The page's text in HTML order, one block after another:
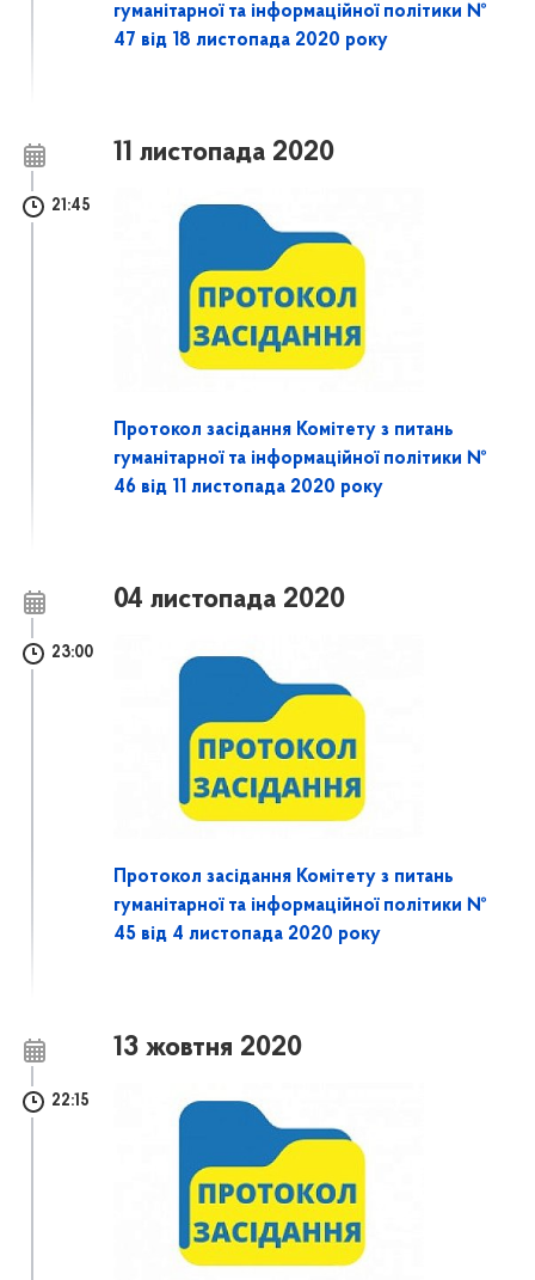
гуманітарної та інформаційної політики №
47 від 18 листопада 2020 року
11 листопада 2020
21:45
Протокол засідання Комітету з питань
гуманітарної та інформаційної політики №
46 від 11 листопада 2020 року
04 листопада 2020
23:00
Протокол засідання Комітету з питань
гуманітарної та інформаційної політики №
45 від 4 листопада 2020 року
13 жовтня 2020
22:15